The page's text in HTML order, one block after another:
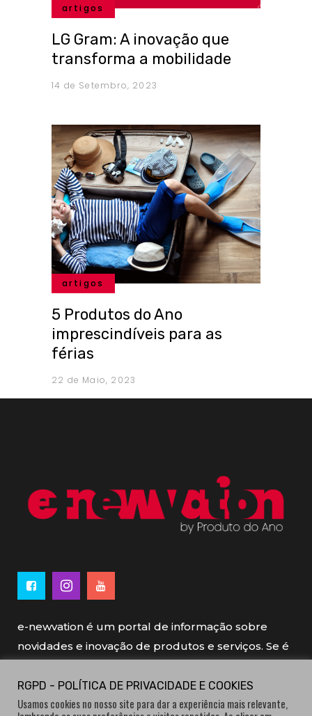
artigos
LG Gram: A inovação que
transforma a mobilidade
14 de Setembro, 2023
artigos
5 Produtos do Ano
imprescindíveis para as
férias
22 de Maio, 2023
e-newvation é um portal de informação sobre
novidades e inovação de produtos e serviços. Se é
e-newvation tem o patrocínio do “Produto do
RGPD - POLÍTICA DE PRIVACIDADE E COOKIES
Usamos cookies no nosso site para dar a experiência mais relevante,